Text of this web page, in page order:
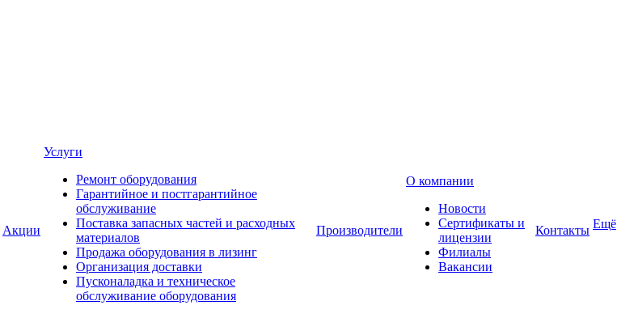
Акции
Услуги
Ремонт оборудования
Гарантийное и постгарантийное
обслуживание
Поставка запасных частей и расходных
материалов
Продажа оборудования в лизинг
Организация доставки
Пусконаладка и техническое
обслуживание оборудования
Производители
О компании
Новости
Сертификаты и
лицензии
Филиалы
Вакансии
Контакты Ещё